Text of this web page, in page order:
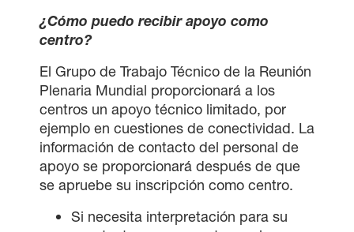
¿Cómo puedo recibir apoyo como
centro?
El Grupo de Trabajo Técnico de la Reunión
Plenaria Mundial proporcionará a los
centros un apoyo técnico limitado, por
ejemplo en cuestiones de conectividad. La
información de contacto del personal de
apoyo se proporcionará después de que
se apruebe su inscripción como centro.
Si necesita interpretación para su